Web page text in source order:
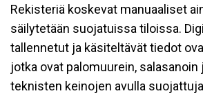
Rekisteriä koskevat manuaaliset
säilytetään suojatuissa tiloissa.
tallennetut ja käsiteltävät tiedot
jotka ovat palomuurein, salasanoin
teknisten keinojen avulla